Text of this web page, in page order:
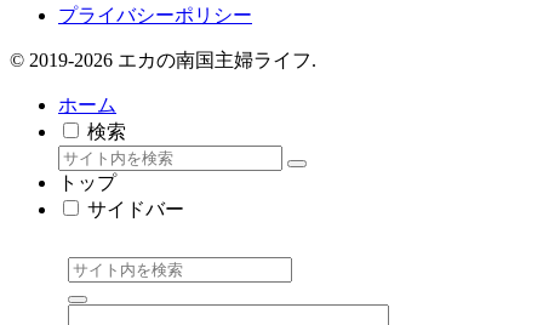
プライバシーポリシー
© 2019-2026 エカの南国主婦ライフ.
ホーム
検索
トップ
サイドバー